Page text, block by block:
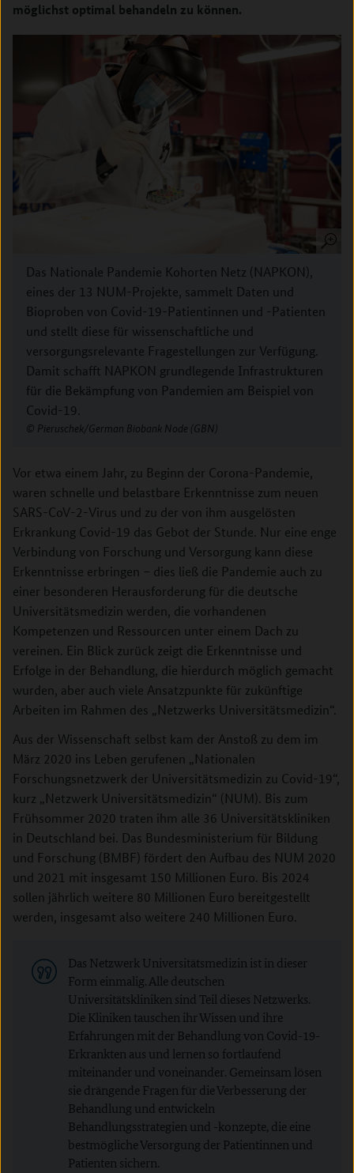
möglichst optimal behandeln zu können.
Das Nationale Pandemie Kohorten Netz (NAPKON),
eines der 13 NUM-Projekte, sammelt Daten und
Bioproben von Covid-19-Patientinnen und -Patienten
und stellt diese für wissenschaftliche und
versorgungsrelevante Fragestellungen zur Verfügung.
Damit schafft NAPKON grundlegende Infrastrukturen
für die Bekämpfung von Pandemien am Beispiel von
Covid-19.
Pieruschek/German Biobank Node (GBN)
Vor etwa einem Jahr, zu Beginn der Corona-Pandemie,
waren schnelle und belastbare Erkenntnisse zum neuen
SARS-CoV-2-Virus und zu der von ihm ausgelösten
Erkrankung Covid-19 das Gebot der Stunde. Nur eine enge
Verbindung von Forschung und Versorgung kann diese
Erkenntnisse erbringen – dies ließ die Pandemie auch zu
einer besonderen Herausforderung für die deutsche
Universitätsmedizin werden, die vorhandenen
Kompetenzen und Ressourcen unter einem Dach zu
vereinen. Ein Blick zurück zeigt die Erkenntnisse und
Erfolge in der Behandlung, die hierdurch möglich gemacht
wurden, aber auch viele Ansatzpunkte für zukünftige
Arbeiten im Rahmen des „Netzwerks Universitätsmedizin“.
Aus der Wissenschaft selbst kam der Anstoß zu dem im
März 2020 ins Leben gerufenen „Nationalen
Forschungsnetzwerk der Universitätsmedizin zu Covid-19“,
kurz „Netzwerk Universitätsmedizin“ (NUM). Bis zum
Frühsommer 2020 traten ihm alle 36 Universitätskliniken
in Deutschland bei. Das Bundesministerium für Bildung
und Forschung (BMBF) fördert den Aufbau des NUM 2020
und 2021 mit insgesamt 150 Millionen Euro. Bis 2024
sollen jährlich weitere 80 Millionen Euro bereitgestellt
werden, insgesamt also weitere 240 Millionen Euro.
Das Netzwerk Universitätsmedizin ist in dieser
Form einmalig. Alle deutschen
Universitätskliniken sind Teil dieses Netzwerks.
Die Kliniken tauschen ihr Wissen und ihre
Erfahrungen mit der Behandlung von Covid-19-
Erkrankten aus und lernen so fortlaufend
miteinander und voneinander. Gemeinsam lösen
sie drängende Fragen für die Verbesserung der
Behandlung und entwickeln
Behandlungsstrategien und -konzepte, die eine
bestmögliche Versorgung der Patientinnen und
Patienten sichern.